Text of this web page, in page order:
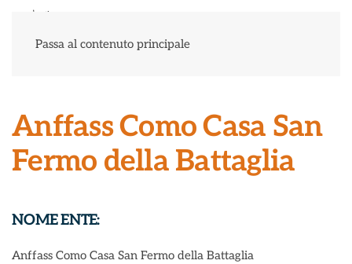
Passa al contenuto principale
Anffass Como Casa San
Fermo della Battaglia
NOME ENTE:
Anffass Como Casa San Fermo della Battaglia